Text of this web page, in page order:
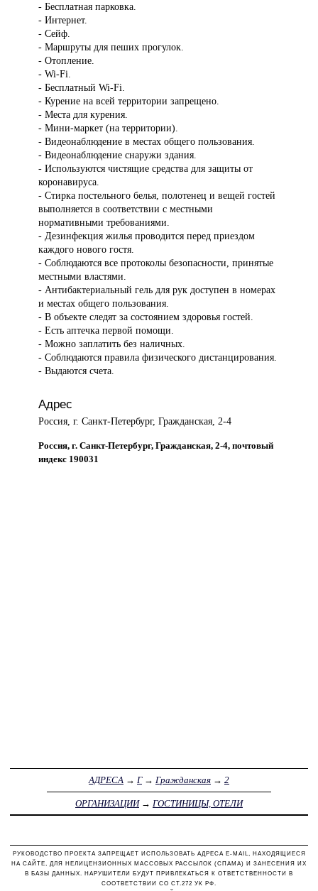
- Бесплатная парковка.
- Интернет.
- Сейф.
- Маршруты для пеших прогулок.
- Отопление.
- Wi-Fi.
- Бесплатный Wi-Fi.
- Курение на всей территории запрещено.
- Места для курения.
- Мини-маркет (на территории).
- Видеонаблюдение в местах общего пользования.
- Видеонаблюдение снаружи здания.
- Используются чистящие средства для защиты от
коронавируса.
- Стирка постельного белья, полотенец и вещей гостей
выполняется в соответствии с местными
нормативными требованиями.
- Дезинфекция жилья проводится перед приездом
каждого нового гостя.
- Соблюдаются все протоколы безопасности, принятые
местными властями.
- Антибактериальный гель для рук доступен в номерах
и местах общего пользования.
- В объекте следят за состоянием здоровья гостей.
- Есть аптечка первой помощи.
- Можно заплатить без наличных.
- Соблюдаются правила физического дистанцирования.
- Выдаются счета.
Адрес
Россия, г. Санкт-Петербург, Гражданская, 2-4
Россия, г. Санкт-Петербург, Гражданская, 2-4, почтовый
индекс 190031
АДРЕСА → Г→ Гражданская → 2
ОРГАНИЗАЦИИ→ ГОСТИНИЦЫ, ОТЕЛИ
РУКОВОДСТВО ПРОЕКТА ЗАПРЕЩАЕТ ИСПОЛЬЗОВАТЬ АДРЕСА E-MAIL, НАХОДЯЩИЕСЯ
НА САЙТЕ, ДЛЯ НЕЛИЦЕНЗИОННЫХ МАССОВЫХ РАССЫЛОК (СПАМА) И ЗАНЕСЕНИЯ ИХ
В БАЗЫ ДАННЫХ. НАРУШИТЕЛИ БУДУТ ПРИВЛЕКАТЬСЯ К ОТВЕТСТВЕННОСТИ В
СООТВЕТСТВИИ СО СТ.272 УК РФ.